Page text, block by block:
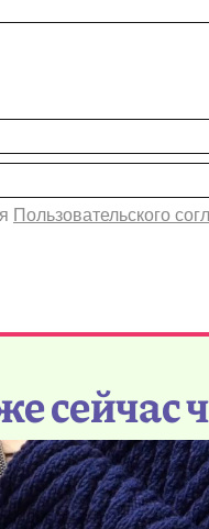
Пользовательского
сейчас